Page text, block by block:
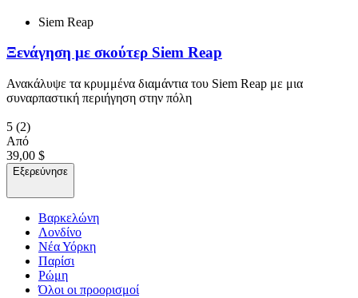
Siem Reap
Ξενάγηση με σκούτερ Siem Reap
Ανακάλυψε τα κρυμμένα διαμάντια του Siem Reap με μια
συναρπαστική περιήγηση στην πόλη
5 (2)
Από
39,00 $
Εξερεύνησε
Βαρκελώνη
Λονδίνο
Νέα Υόρκη
Παρίσι
Ρώμη
Όλοι οι προορισμοί